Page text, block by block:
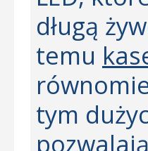
długą
temu
tym